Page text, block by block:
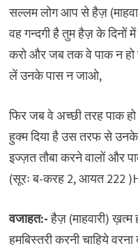
सल्लम लोग आप से हैज़
वह गन्दगी है तुम हैज़ के दिनों
करो और जब तक वे पाक न हो
लें उनके पास न जाओ,
फिर जब वे अच्छी तरह पाक
हुक्म दिया है उस तरफ से
इज्ज़त तौबा करने वालों और
(सूरः ब-करह 2, आयत 222
वजाहत:-हैज़ (माहवारी)
हमबिस्तरी करनी चाहिये